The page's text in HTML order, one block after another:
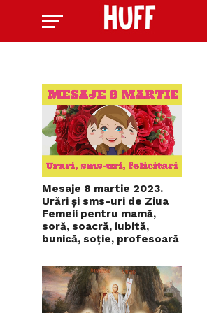
Mesaje 8 martie 2023.
Urări și sms-uri de Ziua
Femeii pentru mamă,
soră, soacră, iubită,
bunică, soție, profesoară